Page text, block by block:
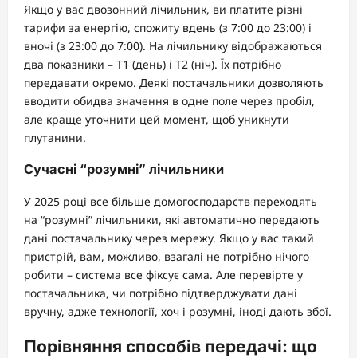
Якщо у вас двозонний лічильник, ви платите різні
тарифи за енергію, спожиту вдень (з 7:00 до 23:00) і
вночі (з 23:00 до 7:00). На лічильнику відображаються
два показники – T1 (день) і T2 (ніч). Їх потрібно
передавати окремо. Деякі постачальники дозволяють
вводити обидва значення в одне поле через пробіл,
але краще уточнити цей момент, щоб уникнути
плутанини.
Сучасні “розумні” лічильники
У 2025 році все більше домогосподарств переходять
на “розумні” лічильники, які автоматично передають
дані постачальнику через мережу. Якщо у вас такий
пристрій, вам, можливо, взагалі не потрібно нічого
робити – система все фіксує сама. Але перевірте у
постачальника, чи потрібно підтверджувати дані
вручну, адже технології, хоч і розумні, іноді дають збої.
Порівняння способів передачі: що